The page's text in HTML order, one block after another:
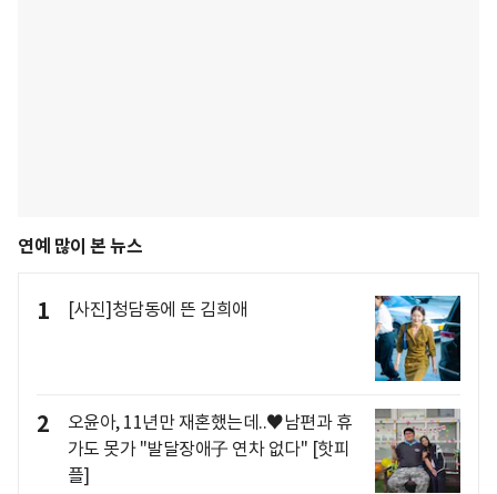
연예 많이 본 뉴스
1 [사진]청담동에 뜬 김희애
2
오윤아, 11년만 재혼했는데..♥남편과 휴
가도 못가 "발달장애子 연차 없다" [핫피
플]